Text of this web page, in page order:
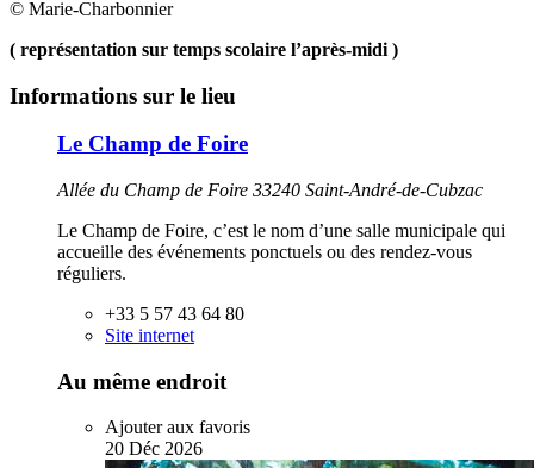
© Marie-Charbonnier
( représentation sur temps scolaire l’après-midi )
Informations sur le lieu
Le Champ de Foire
Allée du Champ de Foire 33240 Saint-André-de-Cubzac
Le Champ de Foire, c’est le nom d’une salle municipale qui
accueille des événements ponctuels ou des rendez-vous
réguliers.
+33 5 57 43 64 80
Site internet
Au même endroit
Ajouter aux favoris
20 Déc 2026